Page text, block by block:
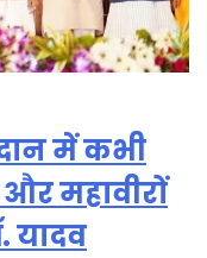
में कभी
और महावीरों
यादव